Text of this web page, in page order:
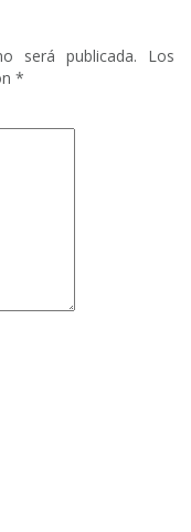
será publicada.
Los
*